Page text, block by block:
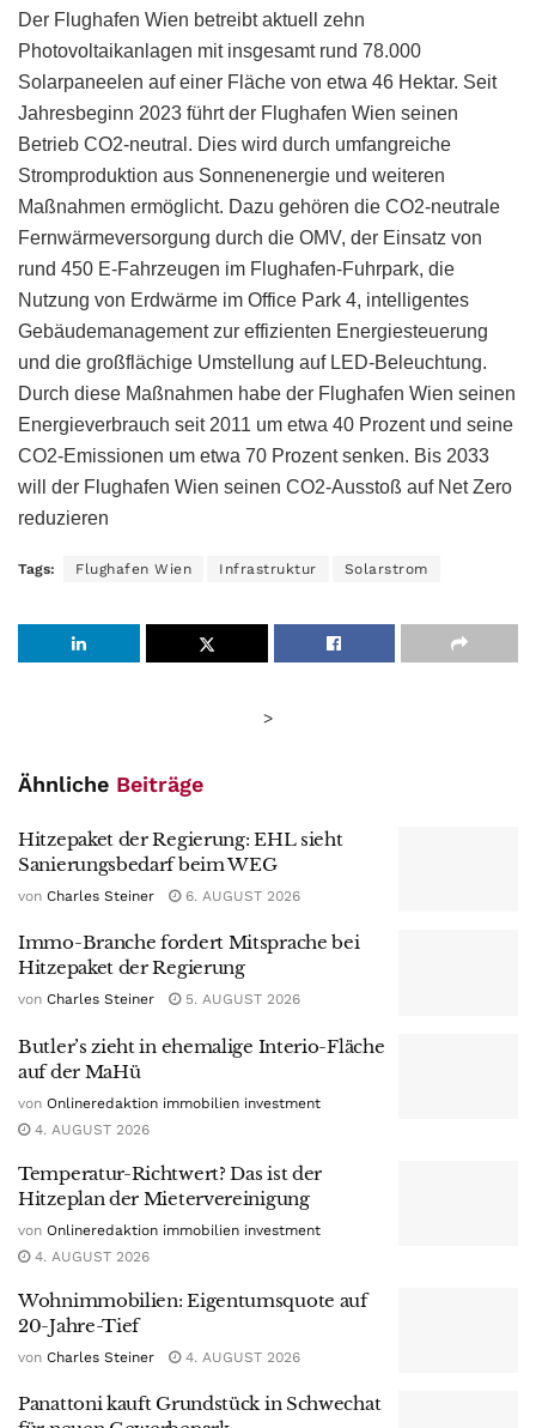
Der Flughafen Wien betreibt aktuell zehn
Photovoltaikanlagen mit insgesamt rund 78.000
Solarpaneelen auf einer Fläche von etwa 46 Hektar. Seit
Jahresbeginn 2023 führt der Flughafen Wien seinen
Betrieb CO2-neutral. Dies wird durch umfangreiche
Stromproduktion aus Sonnenenergie und weiteren
Maßnahmen ermöglicht. Dazu gehören die CO2-neutrale
Fernwärmeversorgung durch die OMV, der Einsatz von
rund 450 E-Fahrzeugen im Flughafen-Fuhrpark, die
Nutzung von Erdwärme im Office Park 4, intelligentes
Gebäudemanagement zur effizienten Energiesteuerung
und die großflächige Umstellung auf LED-Beleuchtung.
Durch diese Maßnahmen habe der Flughafen Wien seinen
Energieverbrauch seit 2011 um etwa 40 Prozent und seine
CO2-Emissionen um etwa 70 Prozent senken. Bis 2033
will der Flughafen Wien seinen CO2-Ausstoß auf Net Zero
reduzieren
Tags: Flughafen Wien Infrastruktur Solarstrom
>
Ähnliche Beiträge
Hitzepaket der Regierung: EHL sieht
Sanierungsbedarf beim WEG
von Charles Steiner 6. AUGUST 2026
Immo-Branche fordert Mitsprache bei
Hitzepaket der Regierung
von Charles Steiner 5. AUGUST 2026
Butler’s zieht in ehemalige Interio-Fläche
auf der MaHü
von Onlineredaktion immobilien investment
4. AUGUST 2026
Temperatur-Richtwert? Das ist der
Hitzeplan der Mietervereinigung
von Onlineredaktion immobilien investment
4. AUGUST 2026
Wohnimmobilien: Eigentumsquote auf
20-Jahre-Tief
von Charles Steiner 4. AUGUST 2026
Panattoni kauft Grundstück in Schwechat